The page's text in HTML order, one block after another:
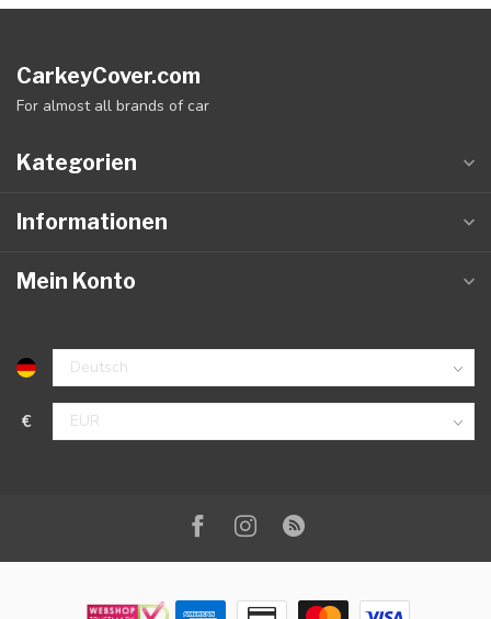
CarkeyCover.com
For almost all brands of car
Kategorien
Informationen
Mein Konto
€